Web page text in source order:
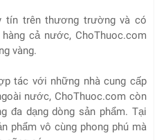
tín trên thương trường và có
cả nước, ChoThuoc.com
vàng.
tác với những nhà cung cấp
nước, ChoThuoc.com còn
đa dạng dòng sản phẩm. Tại
phẩm vô cùng phong phú mà